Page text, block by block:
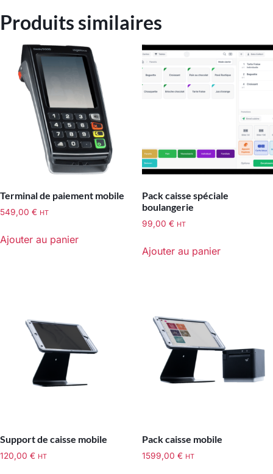
Produits similaires
Terminal de paiement mobile
549,00 € HT
Ajouter au panier
Pack caisse spéciale
boulangerie
99,00 € HT
Ajouter au panier
Support de caisse mobile
120,00 € HT
Pack caisse mobile
1599,00 € HT